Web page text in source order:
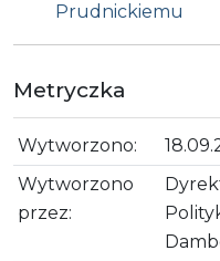
Prudnickiemu
Metryczka
Wytworzono:
Wytworzono
przez: